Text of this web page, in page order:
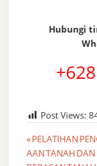
Hubungi
Post Views:
Post
« PELATIHAN
AAN TANAH DAN